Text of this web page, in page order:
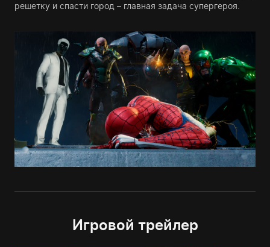
решетку и спасти город – главная задача супергероя.
Игровой трейлер